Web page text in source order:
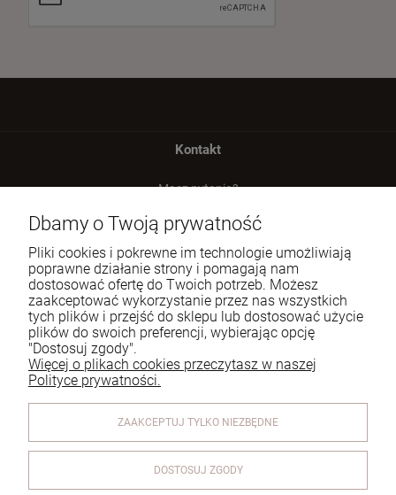
Kontakt
Masz pytania?
E-mail: zamowienia@homeperfume.pl
Pomoc
Reklamacje i zwroty
O firmie
Dbamy o Twoją prywatność
Pliki cookies i pokrewne im technologie umożliwiają
poprawne działanie strony i pomagają nam
dostosować ofertę do Twoich potrzeb. Możesz
zaakceptować wykorzystanie przez nas wszystkich
tych plików i przejść do sklepu lub dostosować użycie
plików do swoich preferencji, wybierając opcję
"Dostosuj zgody".
Więcej o plikach cookies przeczytasz w naszej
Polityce prywatności.
ZAAKCEPTUJ TYLKO NIEZBĘDNE
DOSTOSUJ ZGODY